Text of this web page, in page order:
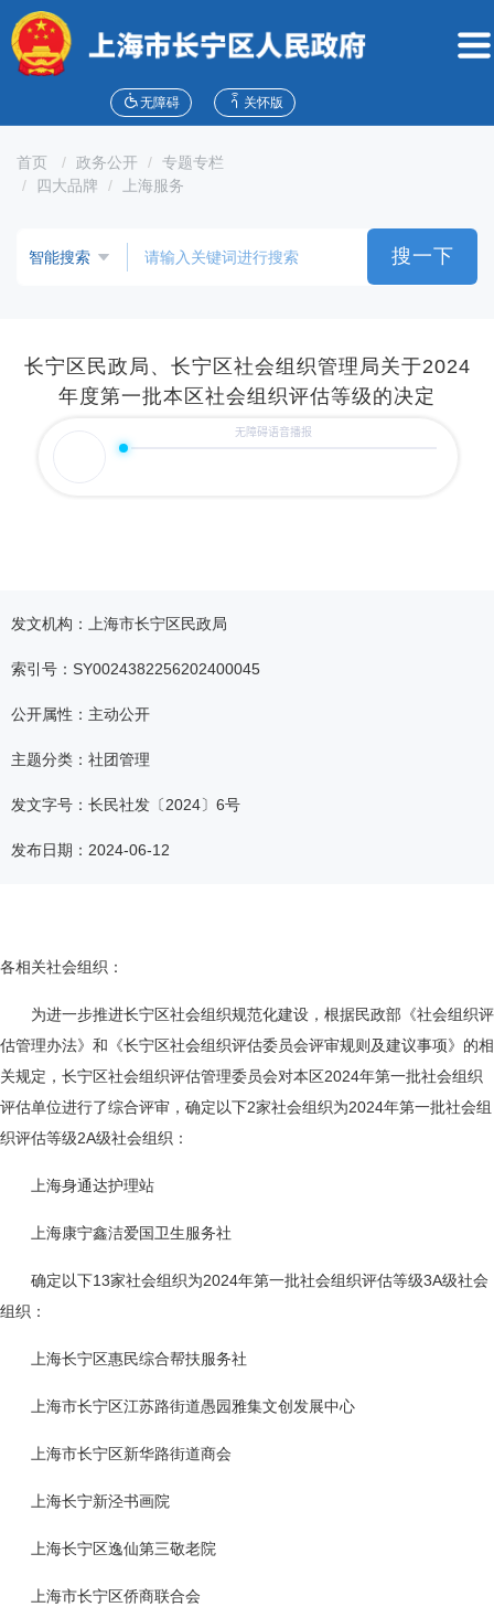
障
碍
说
无障碍 关怀版
首页 政务公开
专题专栏
四大品牌
上海服务
搜一下
长宁区民政局、长宁区社会组织管理局关于2024
年度第一批本区社会组织评估等级的决定
发文机构：上海市长宁区民政局
索引号：SY0024382256202400045
公开属性：主动公开
主题分类：社团管理
发文字号：长民社发〔2024〕6号
发布日期：2024-06-12
各相关社会组织：
为进一步推进长宁区社会组织规范化建设，根据民政部《社会组织评
估管理办法》和《长宁区社会组织评估委员会评审规则及建议事项》的相
关规定，长宁区社会组织评估管理委员会对本区2024年第一批社会组织
评估单位进行了综合评审，确定以下2家社会组织为2024年第一批社会组
织评估等级2A级社会组织：
上海身通达护理站
上海康宁鑫洁爱国卫生服务社
确定以下13家社会组织为2024年第一批社会组织评估等级3A级社会
组织：
上海长宁区惠民综合帮扶服务社
上海市长宁区江苏路街道愚园雅集文创发展中心
上海市长宁区新华路街道商会
上海长宁新泾书画院
上海长宁区逸仙第三敬老院
上海市长宁区侨商联合会